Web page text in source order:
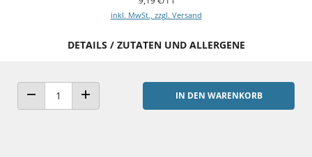
inkl. MwSt., zzgl. Versand
DETAILS / ZUTATEN UND ALLERGENE
ANZAHL VERRINGERNANZAHL ERHÖHEN
IN DEN WARENKORB